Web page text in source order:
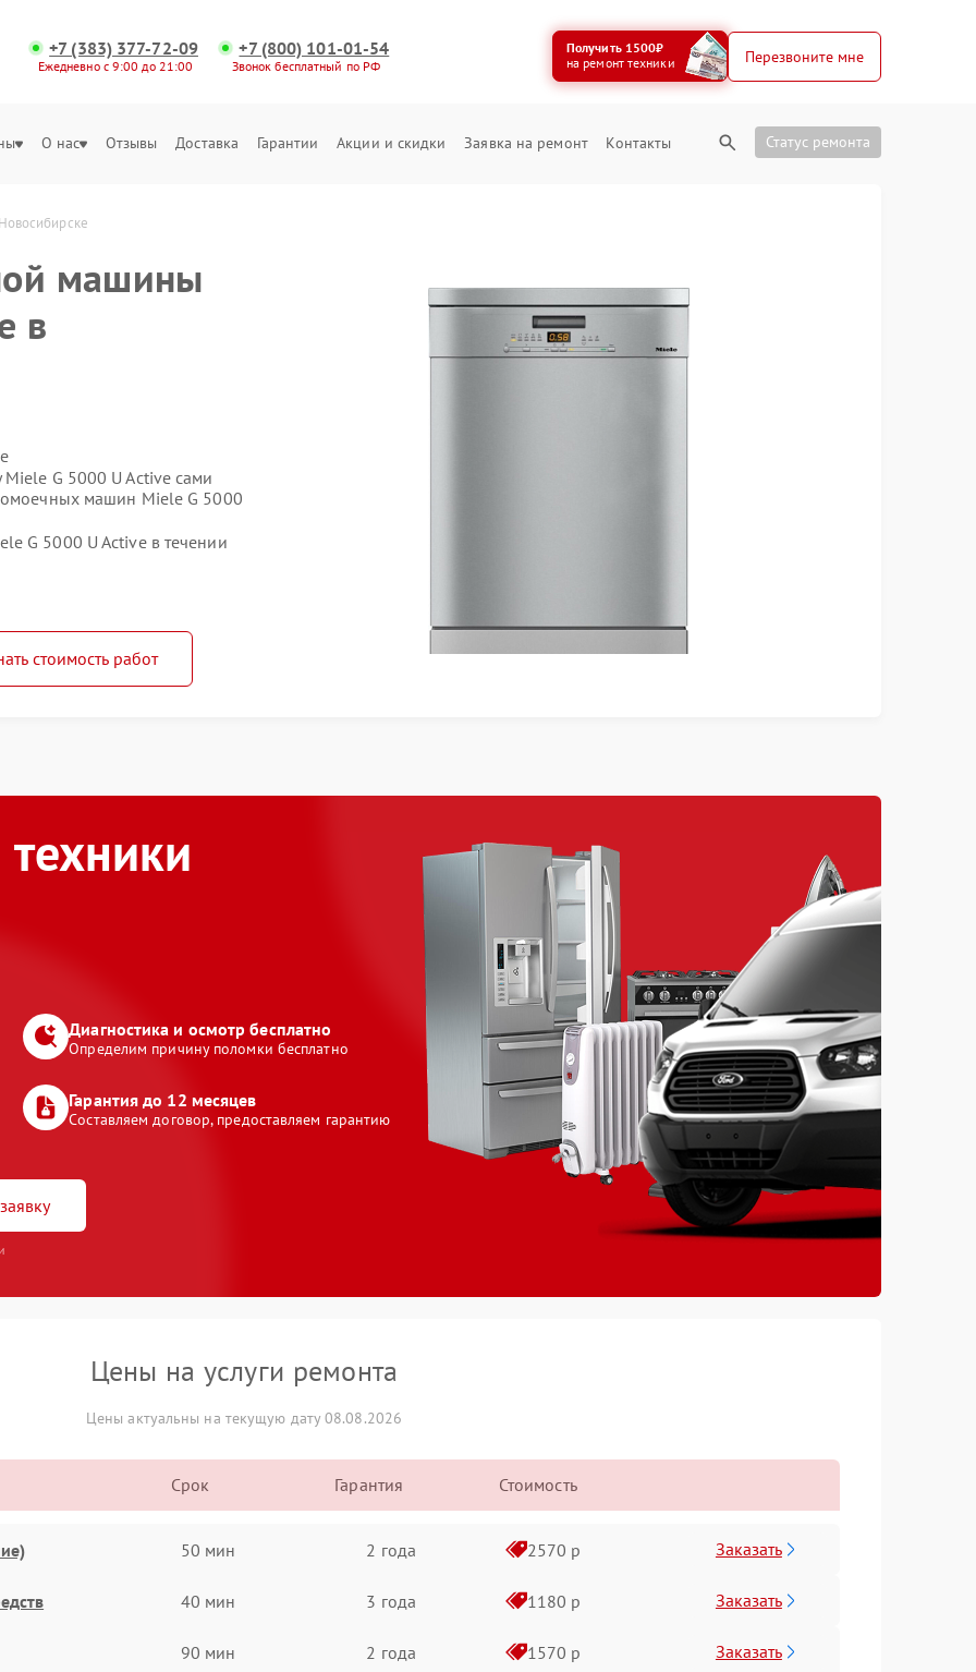
+7 (383) 377-72-09
Ежедневно с 9:00 до 21:00
+7 (800) 101-01-54
Звонок бесплатный по РФ
Получить 1500₽
на ремонт техники
Перезвоните мне
О нас Отзывы Доставка Гарантии Акции и скидки Заявка на ремонт Контакты Статус ремонта
машины
в
G 5000 U Active сами
машин Miele G 5000
G 5000 U Active в течении
стоимость работ
Диагностика и осмотр бесплатно
Определим причину поломки бесплатно
Гарантия до 12 месяцев
Составляем договор, предоставляем гарантию
Цены на услуги ремонта
Цены актуальны на текущую дату 08.08.2026
Срок Гарантия Стоимость
50 мин 2 года 2570 р Заказать
40 мин 3 года 1180 р Заказать
90 мин 2 года 1570 р Заказать